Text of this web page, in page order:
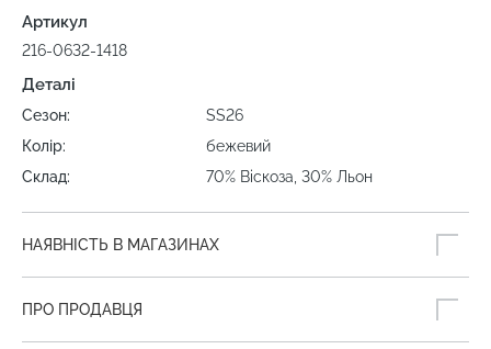
Артикул
216-0632-1418
Деталі
Сезон:
SS26
Колір:
бежевий
Склад:
70% Віскоза, 30% Льон
НАЯВНІСТЬ В МАГАЗИНАХ
ПРО ПРОДАВЦЯ